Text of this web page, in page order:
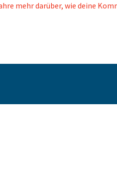
mehr darüber, wie deine